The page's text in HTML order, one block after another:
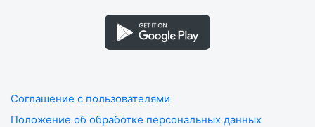
Соглашение с пользователями
Положение об обработке персональных данных